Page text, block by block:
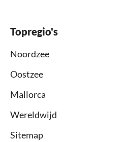
Topregio's
Noordzee
Oostzee
Mallorca
Wereldwijd
Sitemap